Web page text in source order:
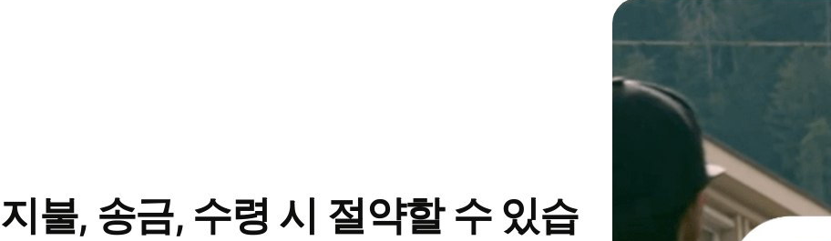
지불, 송금, 수령 시 절약할 수 있습